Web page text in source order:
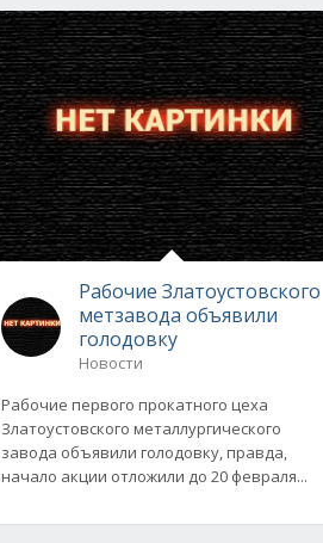
Рабочие Златоустовского
метзавода объявили
голодовку
Новости
Рабочие первого прокатного цеха
Златоустовского металлургического
завода объявили голодовку, правда,
начало акции отложили до 20 февраля...